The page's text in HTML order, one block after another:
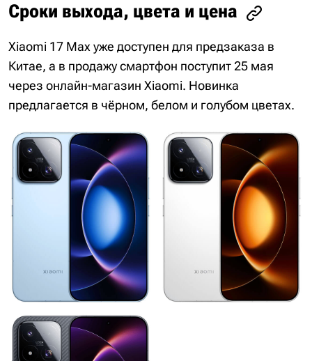
Сроки выхода, цвета и цена
Xiaomi 17 Max уже доступен для предзаказа в
Китае, а в продажу смартфон поступит 25 мая
через онлайн-магазин Xiaomi. Новинка
предлагается в чёрном, белом и голубом цветах.